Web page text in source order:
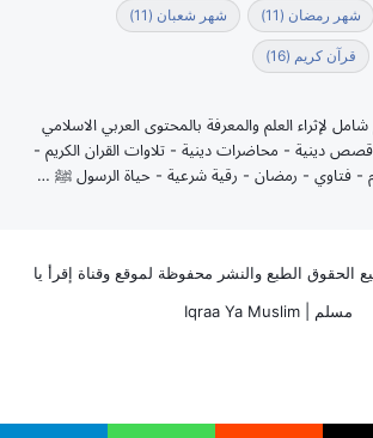
شهر رمضان (11) شهر شعبان (11)
قرآن كريم (16)
لإثراء العلم والمعرفة بالمحتوى العربي الاسلامي
دينية - محاضرات دينية - تلاوات القران الكريم -
- فتاوي - رمضان - رقية شرعية - حياة الرسول ﷺ …
الحقوق الطبع والنشر محفوظة لموقع وقناة إقرأ يا
مسلم | Iqraa Ya Muslim
الموقع